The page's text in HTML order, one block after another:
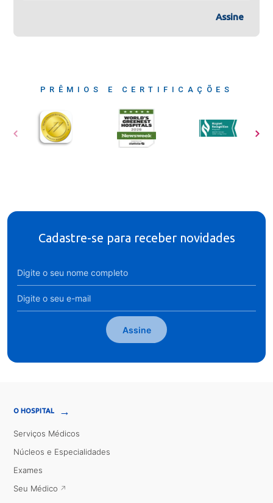
Assine
PRÊMIOS E CERTIFICAÇÕES
Cadastre-se para receber novidades
Assine
O HOSPITAL →
Serviços Médicos
Núcleos e Especialidades
Exames
Seu Médico